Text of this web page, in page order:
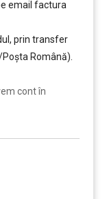
email factura
prin transfer
Română).
cont în